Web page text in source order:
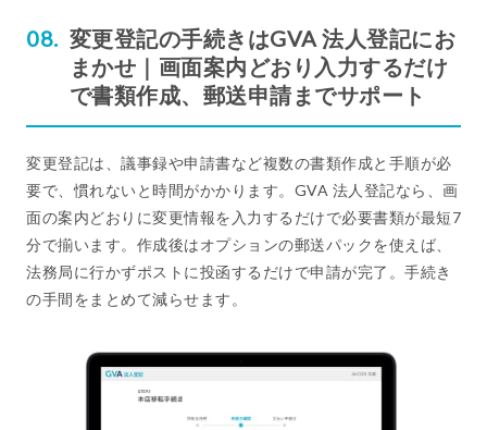
変更登記の手続きはGVA 法人登記にお
まかせ｜画面案内どおり入力するだけ
で書類作成、郵送申請までサポート
変更登記は、議事録や申請書など複数の書類作成と手順が必
要で、慣れないと時間がかかります。GVA 法人登記なら、画
面の案内どおりに変更情報を入力するだけで必要書類が最短7
分で揃います。作成後はオプションの郵送パックを使えば、
法務局に行かずポストに投函するだけで申請が完了。手続き
の手間をまとめて減らせます。